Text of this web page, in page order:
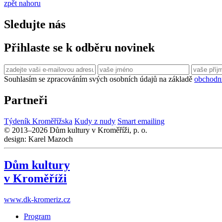
zpět nahoru
Sledujte nás
Přihlaste se k odběru novinek
Souhlasím se zpracováním svých osobních údajů na základě
Partneři
Týdeník Kroměřížska Kudy z nudy Smart emailing
© 2013–2026 Dům kultury v Kroměříži, p. o.
design: Karel Mazoch
Dům kultury
v Kroměříži
www.dk-kromeriz.cz
Program